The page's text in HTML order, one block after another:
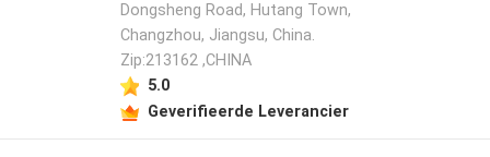
Dongsheng Road, Hutang Town,
Changzhou, Jiangsu, China.
Zip:213162 ,CHINA
5.0
Geverifieerde Leverancier